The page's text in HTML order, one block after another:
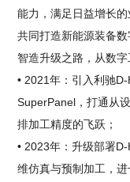
能力，满足日益增长
共同打造新能源装备数
智造升级之路，从数
• 2021年：引入利驰
SuperPanel，打通从
排加工精度的飞跃；
• 2023年：升级部署
维仿真与预制加工，